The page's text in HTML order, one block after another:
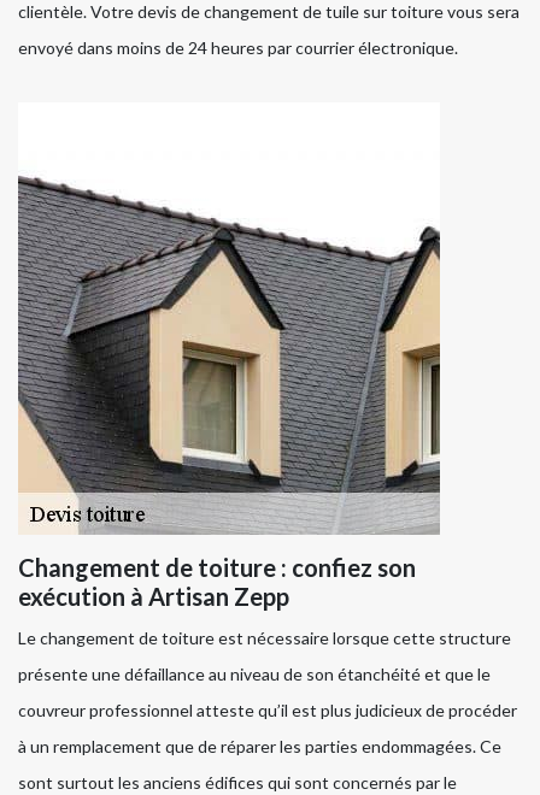
clientèle. Votre devis de changement de tuile sur toiture vous sera
envoyé dans moins de 24 heures par courrier électronique.
Changement de toiture : confiez son
exécution à Artisan Zepp
Le changement de toiture est nécessaire lorsque cette structure
présente une défaillance au niveau de son étanchéité et que le
couvreur professionnel atteste qu’il est plus judicieux de procéder
à un remplacement que de réparer les parties endommagées. Ce
sont surtout les anciens édifices qui sont concernés par le